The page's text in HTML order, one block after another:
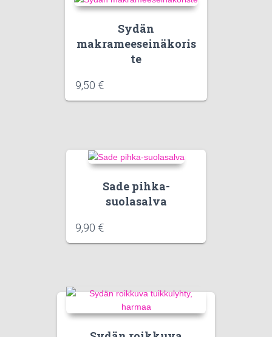
Sydän
makrameeseinäkoris
te
9,50 €
Sade pihka-
suolasalva
9,90 €